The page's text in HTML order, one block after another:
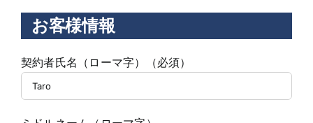
お客様情報
契約者氏名（ローマ字）（必須）